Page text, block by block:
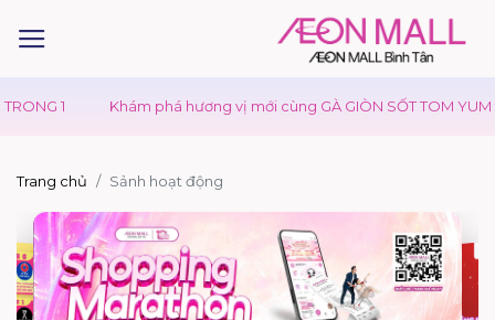
Khám phá hương vị mới cùng GÀ GIÒN SỐT TOM YUM tại Texas
Trang chủ Sảnh hoạt động